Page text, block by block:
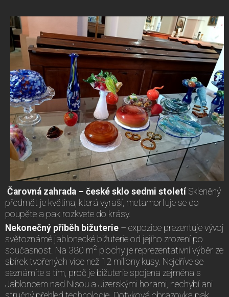
Čarovná zahrada – české sklo sedmi století Skleněný
předmět je květina, která vyraší, metamorfuje se do
poupěte a pak rozkvete do krásy.
Nekonečný příběh bižuterie – expozice prezentuje vývoj
světoznámé jablonecké bižuterie od jejího zrození po
současnost. Na 380 m2 plochy je reprezentativní výběr ze
sbírek tvořených více než 12 miliony kusy. Nejdříve se
seznámíte s tím, proč je bižuterie spojena zejména s
Jabloncem nad Nisou a Jizerskými horami, nechybí ani